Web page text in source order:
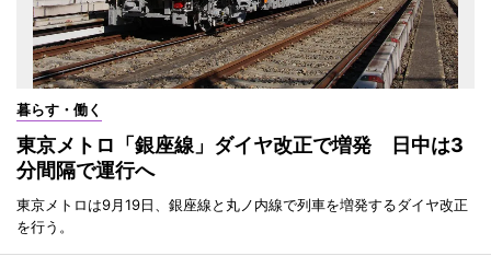
暮らす・働く
東京メトロ「銀座線」ダイヤ改正で増発 日中は3
分間隔で運行へ
東京メトロは9月19日、銀座線と丸ノ内線で列車を増発するダイヤ改正
を行う。